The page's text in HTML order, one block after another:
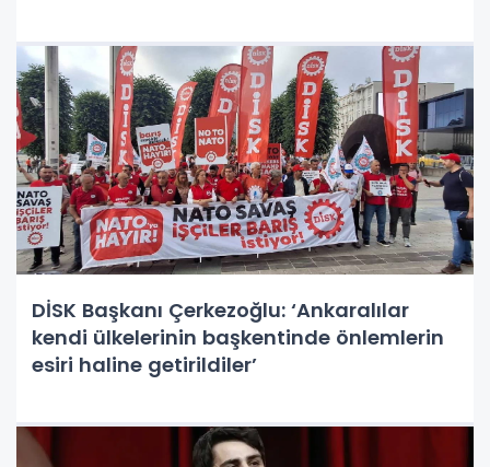
DİSK Başkanı Çerkezoğlu: ‘Ankaralılar
kendi ülkelerinin başkentinde önlemlerin
esiri haline getirildiler’